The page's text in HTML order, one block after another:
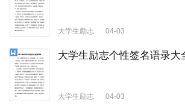
大学生励志 04-03
大学生励志个性签名语录大
大学生励志 04-03